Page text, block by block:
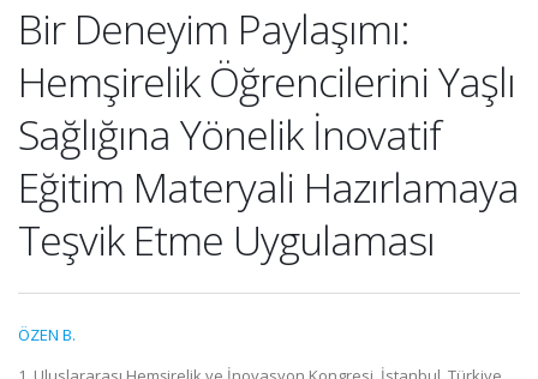
Bir Deneyim Paylaşımı:
Hemşirelik Öğrencilerini Yaşlı
Sağlığına Yönelik İnovatif
Eğitim Materyali Hazırlamaya
Teşvik Etme Uygulaması
ÖZEN B.